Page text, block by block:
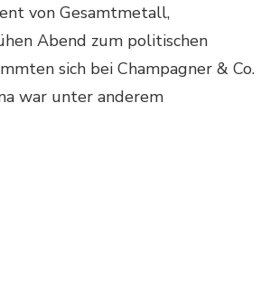
von Gesamtmetall,
Abend zum politischen
sich bei Champagner & Co.
war unter anderem